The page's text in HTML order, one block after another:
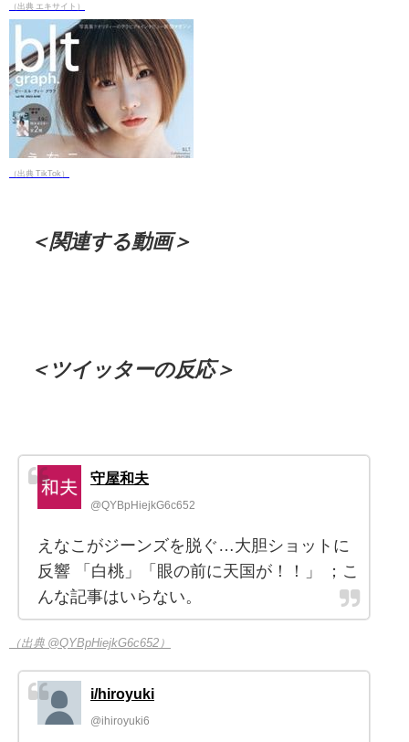
（出典 エキサイト）
（出典 TikTok）
＜関連する動画＞
＜ツイッターの反応＞
守屋和夫
@QYBpHiejkG6c652
えなこがジーンズを脱ぐ…大胆ショットに
反響 「白桃」「眼の前に天国が！！」 ；こ
んな記事はいらない。
（出典 @QYBpHiejkG6c652）
i/hiroyuki
@ihiroyuki6